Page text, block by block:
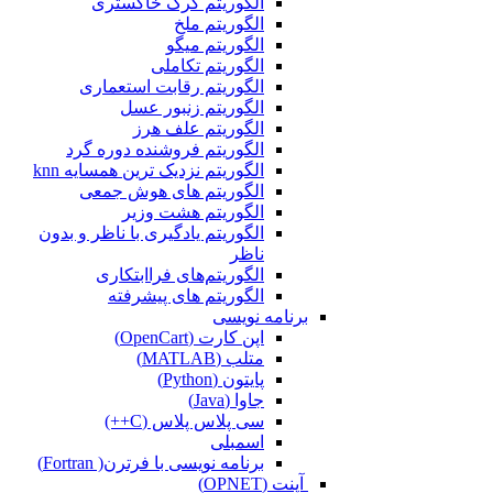
الگوریتم ملخ
الگوریتم میگو
الگوریتم تکاملی
الگوریتم رقابت استعماری
الگوریتم زنبور عسل
الگوریتم علف هرز
الگوریتم فروشنده دوره گرد
الگوریتم نزدیک ترین همسایه knn
الگوریتم های هوش جمعی
الگوریتم هشت وزیر
الگوریتم یادگیری با ناظر و بدون
ناظر
الگوریتم‌های فراابتکاری
الگوریتم های پیشرفته
برنامه نویسی
اپن کارت (OpenCart)
متلب (MATLAB)
پایتون (Python)
جاوا (Java)
سی پلاس پلاس (C++)
اسمبلی
برنامه نویسی با فرترن( Fortran)
آپنت (OPNET)